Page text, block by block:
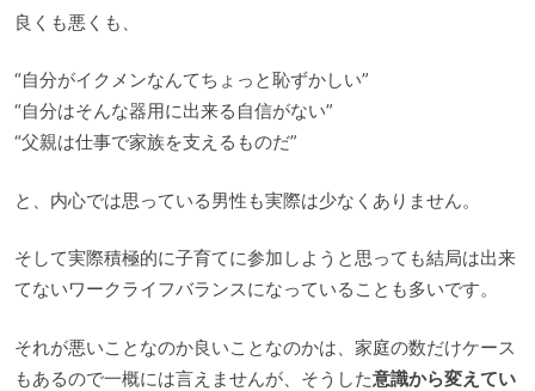
良くも悪くも、
“自分がイクメンなんてちょっと恥ずかしい”
“自分はそんな器用に出来る自信がない”
“父親は仕事で家族を支えるものだ”
と、内心では思っている男性も実際は少なくありません。
そして実際積極的に子育てに参加しようと思っても結局は出来
てないワークライフバランスになっていることも多いです。
それが悪いことなのか良いことなのかは、家庭の数だけケース
もあるので一概には言えませんが、そうした意識から変えてい